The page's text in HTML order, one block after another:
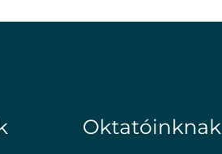
Oktatóinknak